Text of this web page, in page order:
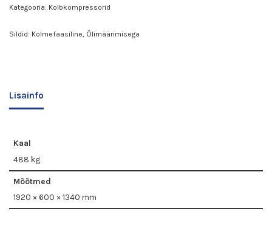
Kategooria: Kolbkompressorid
Sildid: Kolmefaasiline Õlimäärimisega
Lisainfo
Kaal
488 kg
Mõõtmed
1920 × 600 × 1340 mm